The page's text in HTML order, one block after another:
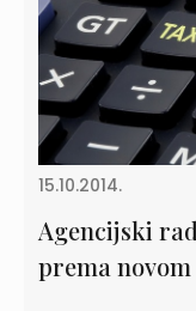
15.10.2014.
Agencijski
prema